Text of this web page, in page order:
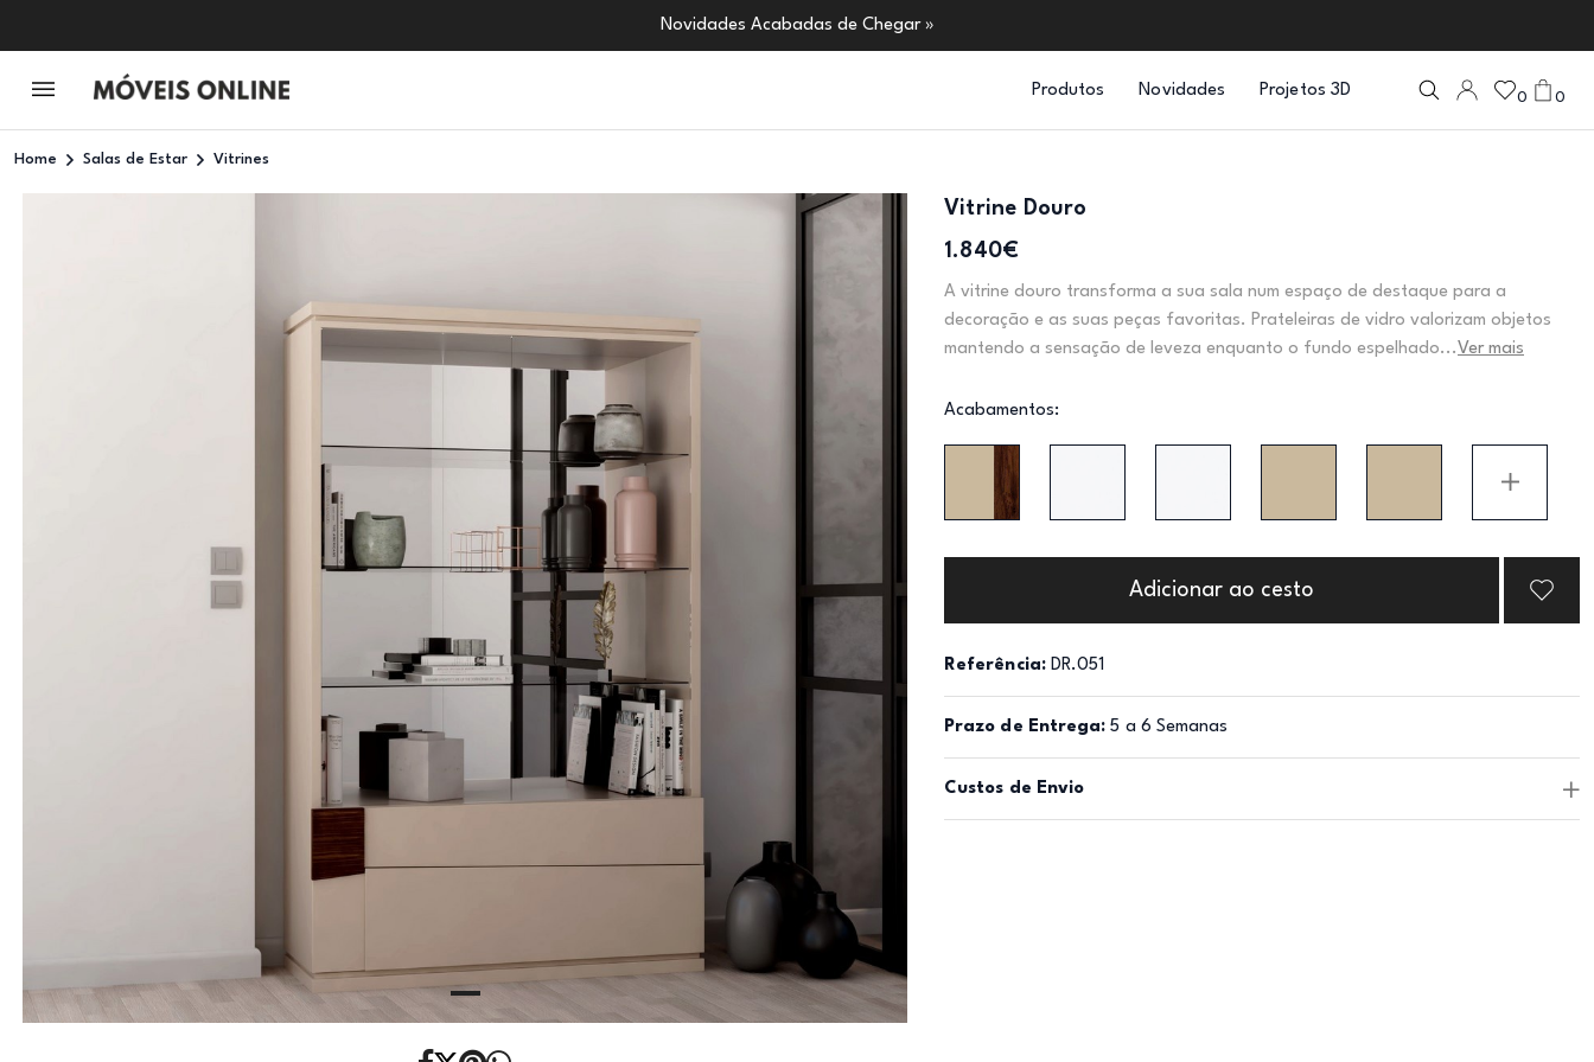
Novidades Acabadas de Chegar »
Produtos Novidades Projetos 3D 0 0
Home Salas de Estar Vitrines
Vitrine Douro
1.840€
A vitrine douro transforma a sua sala num espaço de destaque para a
decoração e as suas peças favoritas. Prateleiras de vidro valorizam objetos
mantendo a sensação de leveza enquanto o fundo espelhado... Ver mais
Acabamentos:
Adicionar ao cesto
Referência: DR.051
Prazo de Entrega: 5 a 6 Semanas
Custos de Envio